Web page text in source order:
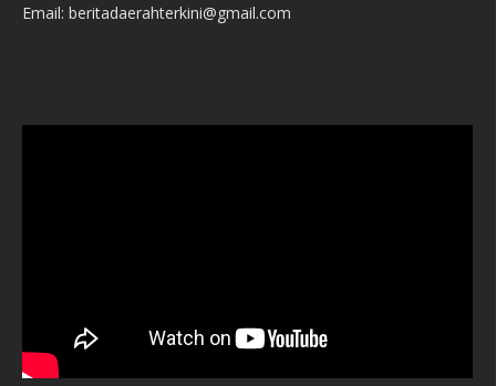
Email: beritadaerahterkini@gmail.com